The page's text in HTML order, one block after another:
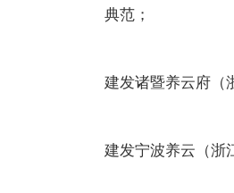
典范；
建发诸暨养云府（
建发宁波养云（浙